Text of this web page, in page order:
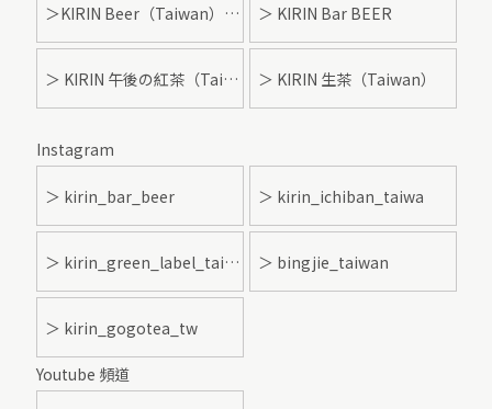
＞KIRIN Beer（Taiwan）- 麒麟啤酒 ＞ KIRIN Bar BEER
＞ KIRIN 午後の紅茶（Taiwan） ＞ KIRIN 生茶（Taiwan）
Instagram
＞ kirin_bar_beer ＞ kirin_ichiban_taiwa
＞ kirin_green_label_taiwan ＞ bingjie_taiwan
＞ kirin_gogotea_tw
Youtube 頻道